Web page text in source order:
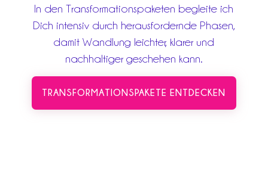
In den Transformationspaketen begleite ich
Dich intensiv durch herausfordernde Phasen,
damit Wandlung leichter, klarer und
nachhaltiger geschehen kann.
TRANSFORMATIONSPAKETE ENTDECKEN